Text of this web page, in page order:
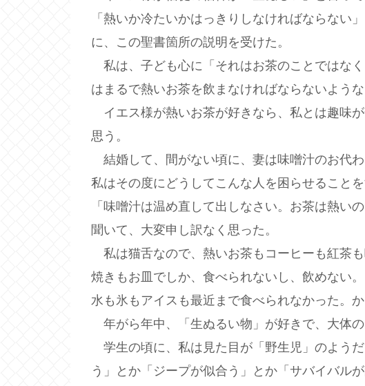
「熱いか冷たいかはっきりしなければならない
に、この聖書箇所の説明を受けた。
私は、子ども心に「それはお茶のことではな
はまるで熱いお茶を飲まなければならないような
イエス様が熱いお茶が好きなら、私とは趣味
思う。
結婚して、間がない頃に、妻は味噌汁のお代
私はその度にどうしてこんな人を困らせること
「味噌汁は温め直して出しなさい。お茶は熱い
聞いて、大変申し訳なく思った。
私は猫舌なので、熱いお茶もコーヒーも紅茶
焼きもお皿でしか、食べられないし、飲めない
水も氷もアイスも最近まで食べられなかった。
年がら年中、「生ぬるい物」が好きで、大体の
学生の頃に、私は見た目が「野生児」のよう
う」とか「ジープが似合う」とか「サバイバル